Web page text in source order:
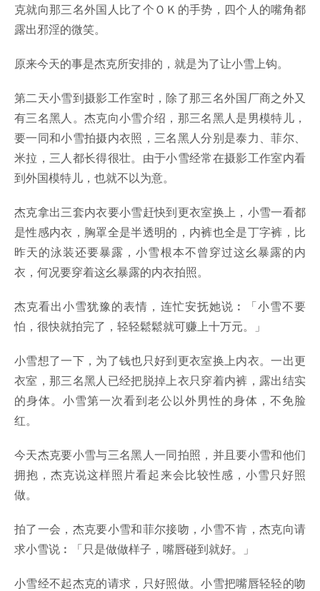
克就向那三名外国人比了个ＯＫ的手势，四个人的嘴角都
露出邪淫的微笑。
原来今天的事是杰克所安排的，就是为了让小雪上钩。
第二天小雪到摄影工作室时，除了那三名外国厂商之外又
有三名黑人。杰克向小雪介绍，那三名黑人是男模特儿，
要一同和小雪拍摄内衣照，三名黑人分别是泰力、菲尔、
米拉，三人都长得很壮。由于小雪经常在摄影工作室内看
到外国模特儿，也就不以为意。
杰克拿出三套内衣要小雪赶快到更衣室换上，小雪一看都
是性感内衣，胸罩全是半透明的，内裤也全是丁字裤，比
昨天的泳装还要暴露，小雪根本不曾穿过这幺暴露的内
衣，何况要穿着这幺暴露的内衣拍照。
杰克看出小雪犹豫的表情，连忙安抚她说︰「小雪不要
怕，很快就拍完了，轻轻鬆鬆就可赚上十万元。」
小雪想了一下，为了钱也只好到更衣室换上内衣。一出更
衣室，那三名黑人已经把脱掉上衣只穿着内裤，露出结实
的身体。小雪第一次看到老公以外男性的身体，不免脸
红。
今天杰克要小雪与三名黑人一同拍照，并且要小雪和他们
拥抱，杰克说这样照片看起来会比较性感，小雪只好照
做。
拍了一会，杰克要小雪和菲尔接吻，小雪不肯，杰克向请
求小雪说︰「只是做做样子，嘴唇碰到就好。」
小雪经不起杰克的请求，只好照做。小雪把嘴唇轻轻的吻